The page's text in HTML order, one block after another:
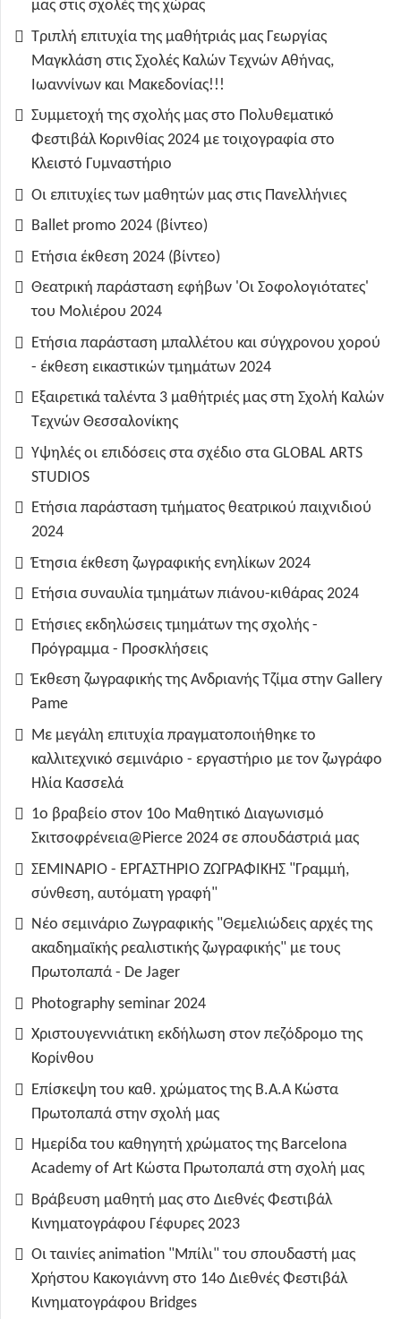
μας στις σχολές της χώρας
Τριπλή επιτυχία της μαθήτριάς μας Γεωργίας
Μαγκλάση στις Σχολές Καλών Τεχνών Αθήνας,
Ιωαννίνων και Μακεδονίας!!!
Συμμετοχή της σχολής μας στο Πολυθεματικό
Φεστιβάλ Κορινθίας 2024 με τοιχογραφία στο
Κλειστό Γυμναστήριο
Οι επιτυχίες των μαθητών μας στις Πανελλήνιες
Ballet promo 2024 (βίντεο)
Ετήσια έκθεση 2024 (βίντεο)
Θεατρική παράσταση εφήβων 'Οι Σοφολογιότατες'
του Μολιέρου 2024
Ετήσια παράσταση μπαλλέτου και σύγχρονου χορού
- έκθεση εικαστικών τμημάτων 2024
Εξαιρετικά ταλέντα 3 μαθήτριές μας στη Σχολή Καλών
Τεχνών Θεσσαλονίκης
Υψηλές οι επιδόσεις στα σχέδιο στα GLOBAL ARTS
STUDIOS
Ετήσια παράσταση τμήματος θεατρικού παιχνιδιού
2024
Έτησια έκθεση ζωγραφικής ενηλίκων 2024
Ετήσια συναυλία τμημάτων πιάνου-κιθάρας 2024
Ετήσιες εκδηλώσεις τμημάτων της σχολής -
Πρόγραμμα - Προσκλήσεις
Έκθεση ζωγραφικής της Ανδριανής Τζίμα στην Gallery
Pame
Με μεγάλη επιτυχία πραγματοποιήθηκε το
καλλιτεχνικό σεμινάριο - εργαστήριο με τον ζωγράφο
Ηλία Κασσελά
1ο βραβείο στον 10ο Μαθητικό Διαγωνισμό
Σκιτσοφρένεια@Pierce 2024 σε σπουδάστριά μας
ΣΕΜΙΝΑΡΙΟ - ΕΡΓΑΣΤΗΡΙΟ ΖΩΓΡΑΦΙΚΗΣ "Γραμμή,
σύνθεση, αυτόματη γραφή"
Νέο σεμινάριο Ζωγραφικής "Θεμελιώδεις αρχές της
ακαδημαϊκής ρεαλιστικής ζωγραφικής" με τους
Πρωτοπαπά - De Jager
Photography seminar 2024
Χριστουγεννιάτικη εκδήλωση στον πεζόδρομο της
Κορίνθου
Επίσκεψη του καθ. χρώματος της B.A.A Κώστα
Πρωτοπαπά στην σχολή μας
Ημερίδα του καθηγητή χρώματος της Barcelona
Academy of Art Κώστα Πρωτοπαπά στη σχολή μας
Βράβευση μαθητή μας στο Διεθνές Φεστιβάλ
Κινηματογράφου Γέφυρες 2023
Οι ταινίες animation "Μπίλι" του σπουδαστή μας
Χρήστου Κακογιάννη στο 14ο Διεθνές Φεστιβάλ
Κινηματογράφου Bridges